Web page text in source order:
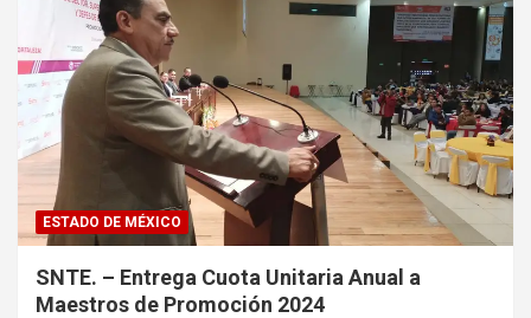
ESTADO DE MÉXICO
SNTE. – Entrega Cuota Unitaria Anual a
Maestros de Promoción 2024